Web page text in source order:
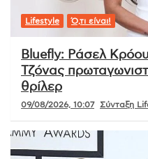
Lifestyle Ό,τι είναι!
Bluefly: Ράσελ
Τζόνας
θρίλερ
09/08/2026, 10:07 Σύνταξη